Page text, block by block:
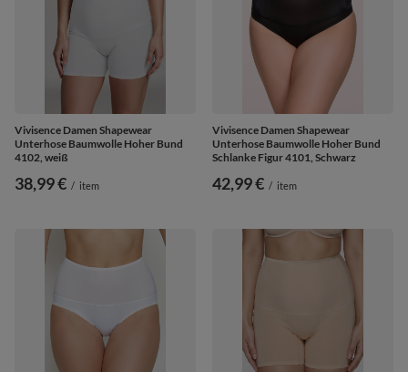
Vivisence Damen Shapewear
Unterhose Baumwolle Hoher Bund
4102, weiß
38,99 € / item
Vivisence Damen Shapewear
Unterhose Baumwolle Hoher Bund
Schlanke Figur 4101, Schwarz
42,99 € / item